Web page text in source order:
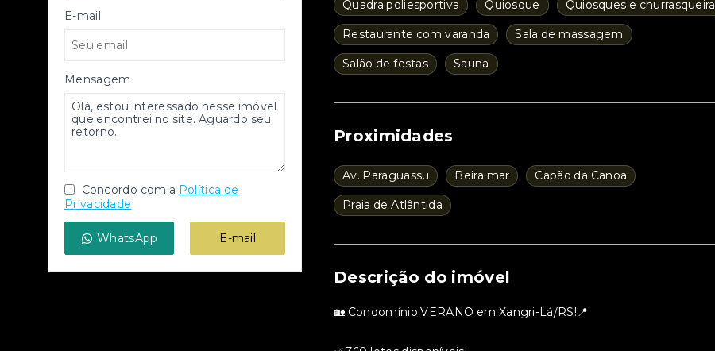
E-mail
Mensagem
Concordo com a Política de
Privacidade
WhatsApp E-mail
Quadra poliesportiva Quiosque Quiosques e churrasqueira
Restaurante com varanda Sala de massagem
Salão de festas Sauna
Proximidades
Av. Paraguassu Beira mar Capão da Canoa
Praia de Atlântida
Descrição do imóvel
🏡 Condomínio VERANO em Xangri-Lá/RS!📍